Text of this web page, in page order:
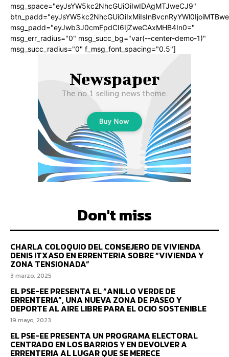
msg_space="eyJsYW5kc2NhcGUiOiIwIDAgMTJweCJ9"
msg_padd="eyJwb3J0cmFpdCI6IjZweCAxMHB4In0="
msg_err_radius="0" msg_succ_bg="var(--center-demo-1)"
msg_succ_radius="0" f_msg_font_spacing="0.5"]
Don't miss
CHARLA COLOQUIO DEL CONSEJERO DE VIVIENDA
DENIS ITXASO EN ERRENTERIA SOBRE “VIVIENDA Y
ZONA TENSIONADA”
3 marzo, 2025
EL PSE-EE PRESENTA EL “ANILLO VERDE DE
ERRENTERIA”, UNA NUEVA ZONA DE PASEO Y
DEPORTE AL AIRE LIBRE PARA EL OCIO SOSTENIBLE
19 mayo, 2023
EL PSE-EE PRESENTA UN PROGRAMA ELECTORAL
CENTRADO EN LOS BARRIOS Y EN DEVOLVER A
ERRENTERIA AL LUGAR QUE SE MERECE